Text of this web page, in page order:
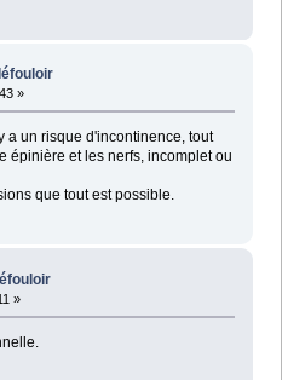
»
a un risque d'incontinence, tout
épinière et les nerfs, incomplet ou
que tout est possible.
»